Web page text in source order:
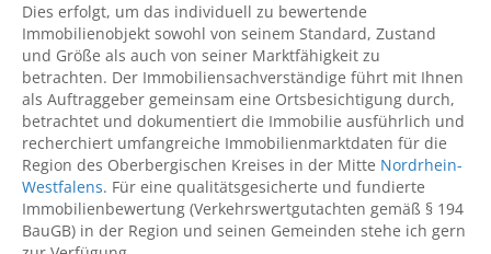
Dies erfolgt, um das individuell zu bewertende
Immobilienobjekt sowohl von seinem Standard, Zustand
und Größe als auch von seiner Marktfähigkeit zu
betrachten. Der Immobiliensachverständige führt mit Ihnen
als Auftraggeber gemeinsam eine Ortsbesichtigung durch,
betrachtet und dokumentiert die Immobilie ausführlich und
recherchiert umfangreiche Immobilienmarktdaten für die
Region des Oberbergischen Kreises in der Mitte Nordrhein-
Westfalens. Für eine qualitätsgesicherte und fundierte
Immobilienbewertung (Verkehrswertgutachten gemäß § 194
BauGB) in der Region und seinen Gemeinden stehe ich gern